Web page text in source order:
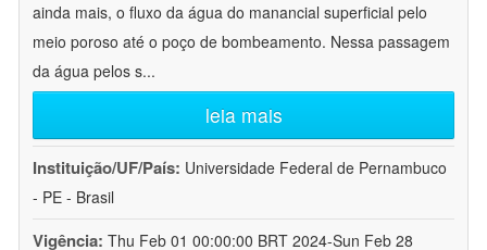
ainda mais, o fluxo da água do manancial superficial pelo
meio poroso até o poço de bombeamento. Nessa passagem
da água pelos s...
leia mais
Instituição/UF/País: Universidade Federal de Pernambuco
- PE - Brasil
Vigência: Thu Feb 01 00:00:00 BRT 2024-Sun Feb 28